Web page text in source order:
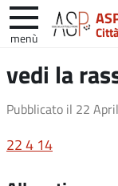
menù
nel
sito
vedi la
Pubblicato il 22
22 4 14